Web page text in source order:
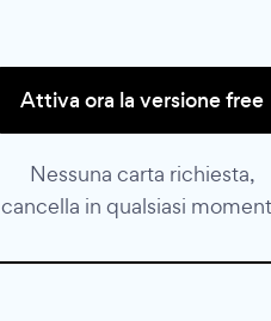
Attiva ora la versione free
Nessuna carta richiesta,
cancella in qualsiasi